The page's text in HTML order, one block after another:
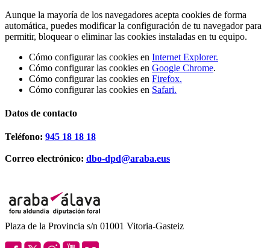
Aunque la mayoría de los navegadores acepta cookies de forma
automática, puedes modificar la configuración de tu navegador para
permitir, bloquear o eliminar las cookies instaladas en tu equipo.
Cómo configurar las cookies en Internet Explorer.
Cómo configurar las cookies en Google Chrome.
Cómo configurar las cookies en Firefox.
Cómo configurar las cookies en Safari.
Datos de contacto
Teléfono: 945 18 18 18
Correo electrónico: dbo-dpd@araba.eus
Plaza de la Provincia s/n 01001 Vitoria-Gasteiz